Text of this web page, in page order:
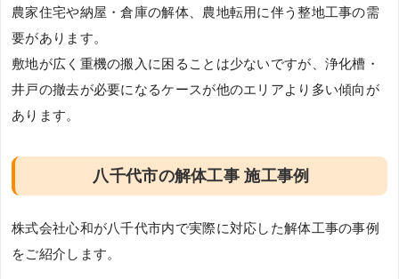
農家住宅や納屋・倉庫の解体、農地転用に伴う整地工事の需
要があります。
敷地が広く重機の搬入に困ることは少ないですが、浄化槽・
井戸の撤去が必要になるケースが他のエリアより多い傾向が
あります。
八千代市の解体工事 施工事例
株式会社心和が八千代市内で実際に対応した解体工事の事例
をご紹介します。